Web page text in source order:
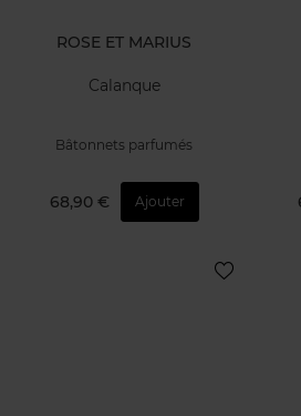
ROSE ET MARIUS
Calanque
Bâtonnets parfumés
68,90 € Ajouter